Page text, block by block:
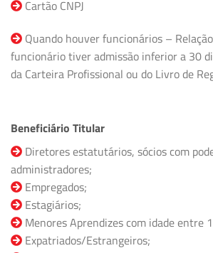
Cartão CNPJ
Quando houver funcionários –
funcionário tiver admissão inferior a 30
da Carteira Profissional ou do Livro de
Beneficiário Titular
Diretores estatutários, sócios com
administradores;
Empregados;
Estagiários;
Menores Aprendizes com idade entre
Expatriados/Estrangeiros;